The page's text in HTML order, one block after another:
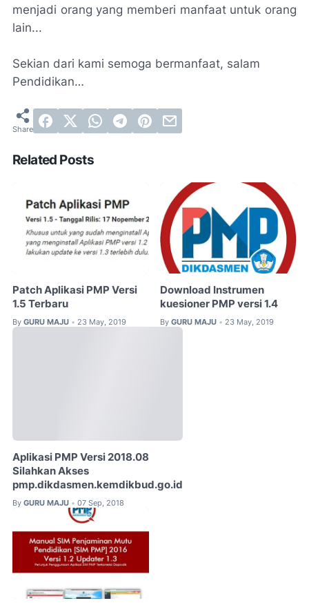
menjadi orang yang memberi manfaat untuk orang
lain...
Sekian dari kami semoga bermanfaat, salam
Pendidikan…
Related Posts
Patch Aplikasi PMP Versi
1.5 Terbaru
By GURU MAJU • 23 May, 2019
Download Instrumen
kuesioner PMP versi 1.4
By GURU MAJU • 23 May, 2019
Aplikasi PMP Versi 2018.08
Silahkan Akses
pmp.dikdasmen.kemdikbud.go.id
By GURU MAJU • 07 Sep, 2018